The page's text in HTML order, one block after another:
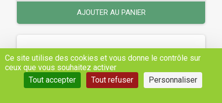
AJOUTER AU PANIER
Ce site utilise des cookies et vous donne le contrôle sur
ceux que vous souhaitez activer
Tout accepter
Tout refuser Personnaliser